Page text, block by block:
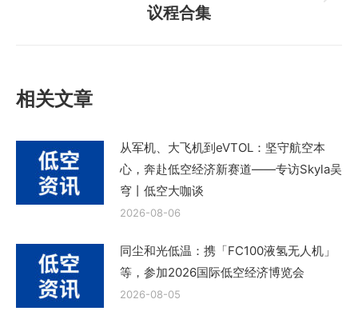
一
议程合集
相关文章
从军机、大飞机到eVTOL：坚守航空本
心，奔赴低空经济新赛道——专访Skyla吴
穹丨低空大咖谈
2026-08-06
同尘和光低温：携「FC100液氢无人机」
等，参加2026国际低空经济博览会
2026-08-05